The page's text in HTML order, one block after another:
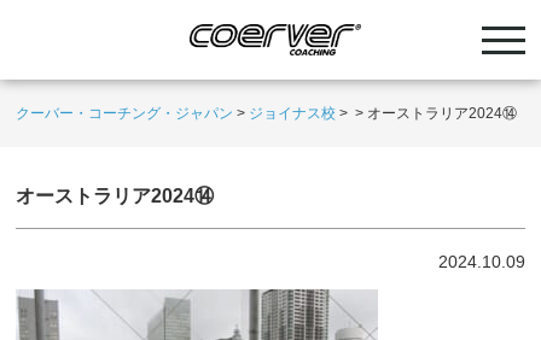
クーバー・コーチング・ジャパン > ジョイナス校 > > オーストラリア2024⑭
オーストラリア2024⑭
2024.10.09